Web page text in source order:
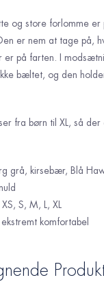
og store forlomme er
er nem at tage på,
er på farten. I
bæltet, og den
fra børn til XL, så
grå, kirsebær, Blå
S, M, L, XL
komfortabel